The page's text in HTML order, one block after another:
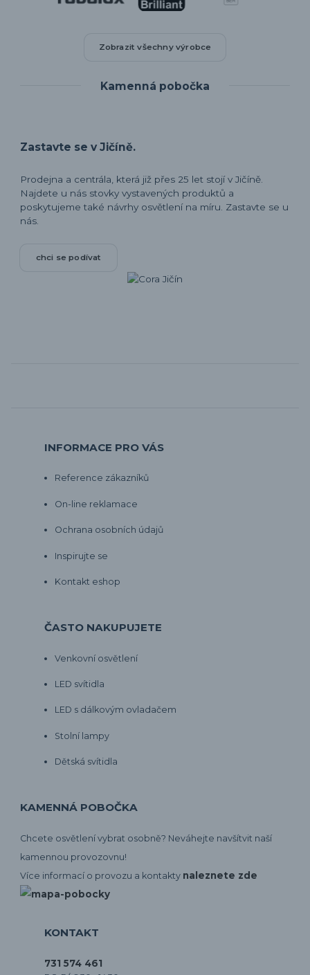
Zobrazit všechny výrobce
Kamenná pobočka
Zastavte se v Jičíně.
Prodejna a centrála, která již přes 25 let stojí v Jičíně.
Najdete u nás stovky vystavených produktů a
poskytujeme také návrhy osvětlení na míru. Zastavte se u
nás.
chci se podívat
INFORMACE PRO VÁS
Reference zákazníků
On-line reklamace
Ochrana osobních údajů
Inspirujte se
Kontakt eshop
ČASTO NAKUPUJETE
Venkovní osvětlení
LED svítidla
LED s dálkovým ovladačem
Stolní lampy
Dětská svítidla
KAMENNÁ POBOČKA
Chcete osvětlení vybrat osobně? Neváhejte navšítvit naší
kamennou provozovnu!
Více informací o provozu a kontakty naleznete zde
KONTAKT
731 574 461